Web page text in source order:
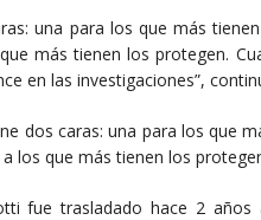
una para los que más
más tienen los protegen.
en las investigaciones”,
dos caras: una para los que
los que más tienen los
fue trasladado hace 2